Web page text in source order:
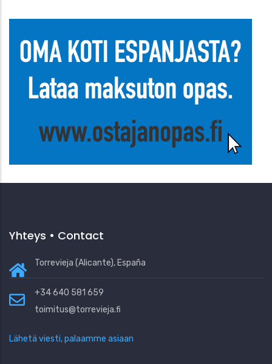
Yhteys • Contact
Torrevieja (Alicante), España
+34 640 581 659
toimitus@torrevieja.fi
Lähetä viesti, palaamme asiaan